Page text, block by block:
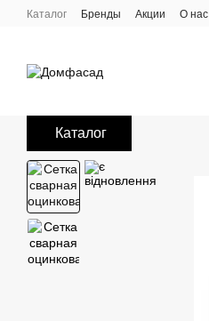
Перейти к основному контенту
Каталог Бренды Акции О нас
Каталог